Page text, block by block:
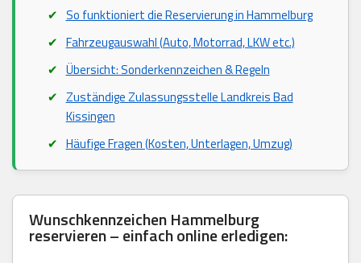
So funktioniert die Reservierung in Hammelburg
Fahrzeugauswahl (Auto, Motorrad, LKW etc.)
Übersicht: Sonderkennzeichen & Regeln
Zuständige Zulassungsstelle Landkreis Bad
Kissingen
Häufige Fragen (Kosten, Unterlagen, Umzug)
Wunschkennzeichen Hammelburg
reservieren – einfach online erledigen: